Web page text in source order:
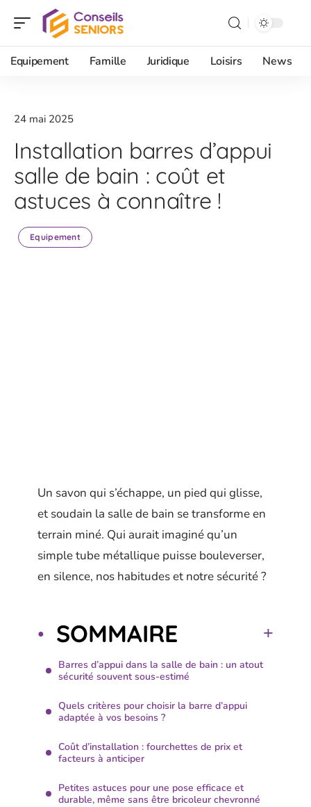
Equipement Famille Juridique Loisirs News
24 mai 2025
Installation barres d’appui
salle de bain : coût et
astuces à connaître !
Equipement
Un savon qui s’échappe, un pied qui glisse,
et soudain la salle de bain se transforme en
terrain miné. Qui aurait imaginé qu’un
simple tube métallique puisse bouleverser,
en silence, nos habitudes et notre sécurité ?
SOMMAIRE
Barres d’appui dans la salle de bain : un atout
sécurité souvent sous-estimé
Quels critères pour choisir la barre d’appui
adaptée à vos besoins ?
Coût d’installation : fourchettes de prix et
facteurs à anticiper
Petites astuces pour une pose efficace et
durable, même sans être bricoleur chevronné